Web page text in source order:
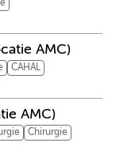
AMC)
CAHAL
AMC)
Chirurgie